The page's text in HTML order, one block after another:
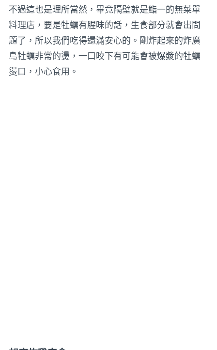
不過這也是理所當然，畢竟隔壁就是鮨一的無菜單
料理店，要是牡蠣有腥味的話，生食部分就會出問
題了，所以我們吃得還滿安心的。剛炸起來的炸廣
島牡蠣非常的燙，一口咬下有可能會被爆漿的牡蠣
燙口，小心食用。